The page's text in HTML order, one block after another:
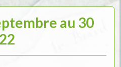
au 30